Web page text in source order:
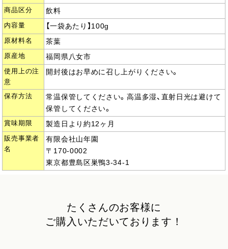
商品区分 飲料
内容量 【一袋あたり】100g
原材料名 茶葉
原産地 福岡県八女市
使用上の注
意
開封後はお早めに召し上がりください。
保存方法
常温保管してください。高温多湿、直射日光は避けて
保管してください。
賞味期限 製造日より約12ヶ月
販売事業者
名
有限会社山年園
〒170-0002
東京都豊島区巣鴨3-34-1
たくさんのお客様に
ご購入いただいております！